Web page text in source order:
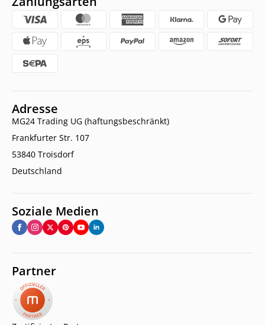
Adresse
MG24 Trading UG (haftungsbeschränkt)
Frankfurter Str. 107
53840 Troisdorf
Deutschland
Soziale Medien
Partner